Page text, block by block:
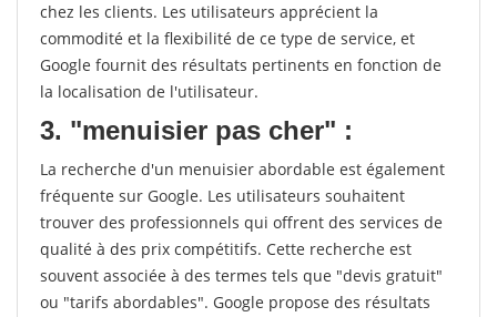
chez les clients. Les utilisateurs apprécient la
commodité et la flexibilité de ce type de service, et
Google fournit des résultats pertinents en fonction de
la localisation de l'utilisateur.
3. "menuisier pas cher" :
La recherche d'un menuisier abordable est également
fréquente sur Google. Les utilisateurs souhaitent
trouver des professionnels qui offrent des services de
qualité à des prix compétitifs. Cette recherche est
souvent associée à des termes tels que "devis gratuit"
ou "tarifs abordables". Google propose des résultats